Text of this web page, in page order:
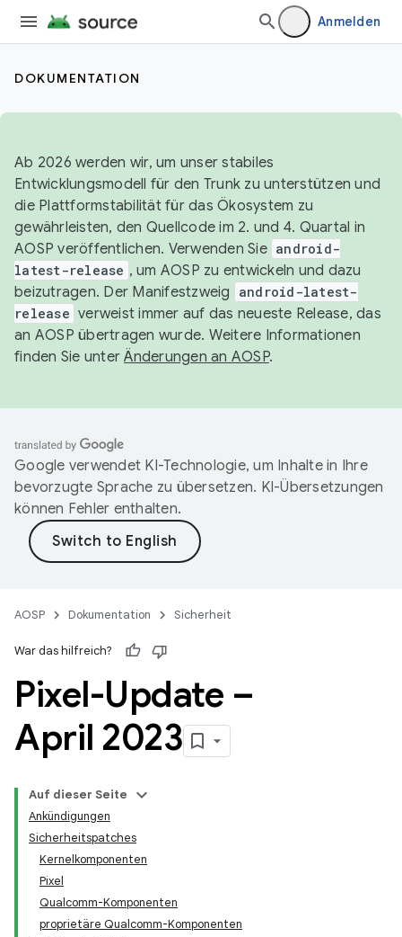
Anmelden
DOKUMENTATION
Ab 2026 werden wir, um unser stabiles
Entwicklungsmodell für den Trunk zu unterstützen und
die Plattformstabilität für das Ökosystem zu
gewährleisten, den Quellcode im 2. und 4. Quartal in
AOSP veröffentlichen. Verwenden Sie android-
latest-release , um AOSP zu entwickeln und dazu
beizutragen. Der Manifestzweig
android-latest-
release verweist immer auf das neueste Release, das
an AOSP übertragen wurde. Weitere Informationen
finden Sie unterÄnderungen an AOSP.
Google verwendet KI-Technologie, um Inhalte in Ihre
bevorzugte Sprache zu übersetzen. KI-Übersetzungen
können Fehler enthalten.
AOSP Dokumentation Sicherheit
War das hilfreich?
Pixel-Update –
April 2023
Auf dieser Seite
Ankündigungen
Sicherheitspatches
Kernelkomponenten
Pixel
Qualcomm-Komponenten
proprietäre Qualcomm-Komponenten